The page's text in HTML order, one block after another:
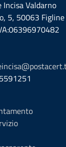
Incisa Valdarno
5, 50063